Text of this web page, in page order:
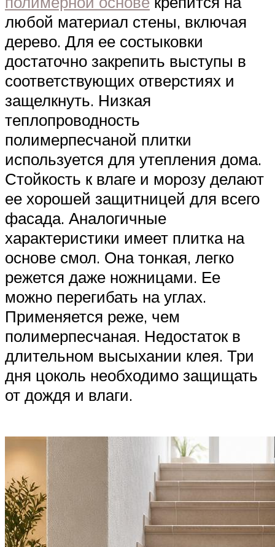
любой материал стены, включая
дерево. Для ее состыковки
достаточно закрепить выступы в
соответствующих отверстиях и
защелкнуть. Низкая
теплопроводность
полимерпесчаной плитки
используется для утепления дома.
Стойкость к влаге и морозу делают
ее хорошей защитницей для всего
фасада. Аналогичные
характеристики имеет плитка на
основе смол. Она тонкая, легко
режется даже ножницами. Ее
можно перегибать на углах.
Применяется реже, чем
полимерпесчаная. Недостаток в
длительном высыхании клея. Три
дня цоколь необходимо защищать
от дождя и влаги.